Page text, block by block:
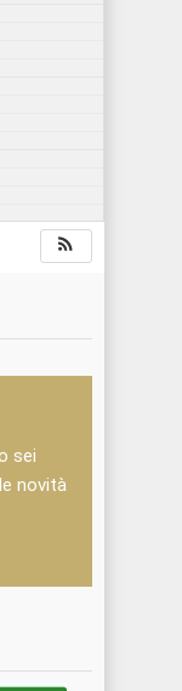
sei
novità